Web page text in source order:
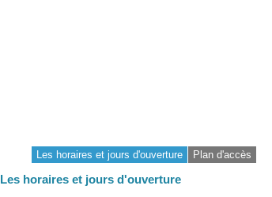
Les horaires et jours d'ouverture Plan d'accès
Les horaires et jours d'ouverture